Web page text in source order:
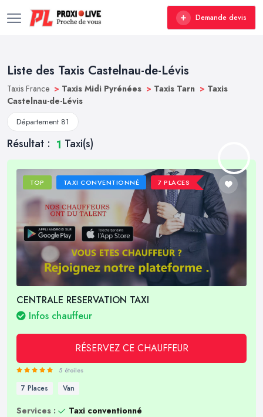
Demande devis
Liste des Taxis Castelnau-de-Lévis
Taxis France > Taxis Midi Pyrénées > Taxis Tarn > Taxis
Castelnau-de-Lévis
Département 81
Résultat : 1 Taxi(s)
TOP TAXI CONVENTIONNÉ 7 PLACES
CENTRALE RESERVATION TAXI
Infos chauffeur
RÉSERVEZ CE CHAUFFEUR
5 étoiles
7 Places Van
Services :
Taxi conventionné